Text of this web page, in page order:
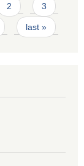
2 3
last »